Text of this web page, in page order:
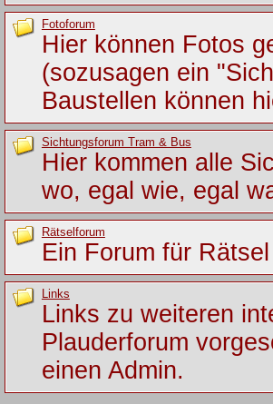
Fotoforum
Hier können Fotos
(sozusagen ein
Baustellen können
Sichtungsforum Tram & Bus
Hier kommen alle
wo, egal wie, egal
Rätselforum
Ein Forum für
Links
Links zu weiteren
Plauderforum
einen Admin.